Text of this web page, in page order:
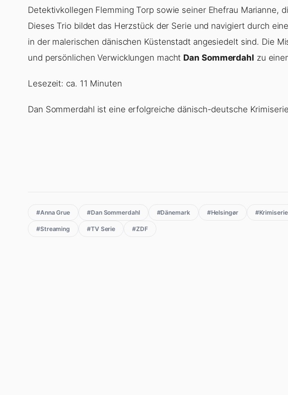
Detektivkollegen Flemming Torp sowie seiner Ehefrau Marianne,
Dieses Trio bildet das Herzstück der Serie und navigiert durch
in der malerischen dänischen Küstenstadt angesiedelt sind. Die
und persönlichen Verwicklungen macht Dan Sommerdahl zu
Lesezeit: ca. 11 Minuten
Dan Sommerdahl ist eine erfolgreiche dänisch-deutsche
#Anna Grue #Dan Sommerdahl #Dänemark #Helsingør #Krimiserie
#Streaming #TV Serie #ZDF